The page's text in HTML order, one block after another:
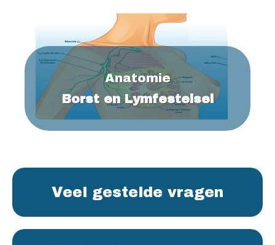
Anatomie
Borst en Lymfestelsel
Veel gestelde vragen